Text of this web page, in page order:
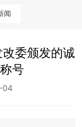
闻
委颁发的诚
号
04